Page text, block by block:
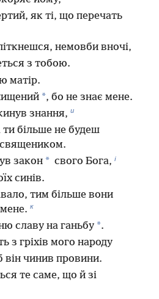
як ті, що перечать
немовби вночі,
з тобою.
матір.
*, бо не знає мене.
знання, и
ти більше не будеш
закон * свого Бога, і
синів.
тим більше вони
к
славу на ганьбу *.
з гріхів мого народу
він чинив провини.
те саме, що й зі